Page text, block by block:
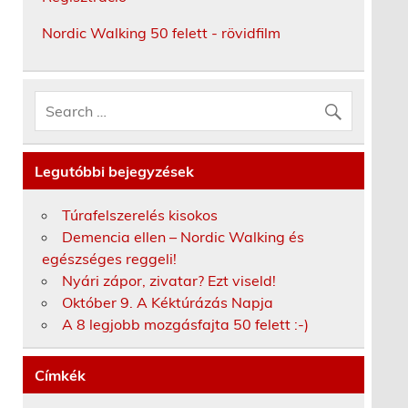
Nordic Walking 50 felett - rövidfilm
Legutóbbi bejegyzések
Túrafelszerelés kisokos
Demencia ellen – Nordic Walking és
egészséges reggeli!
Nyári zápor, zivatar? Ezt viseld!
Október 9. A Kéktúrázás Napja
A 8 legjobb mozgásfajta 50 felett :-)
Címkék